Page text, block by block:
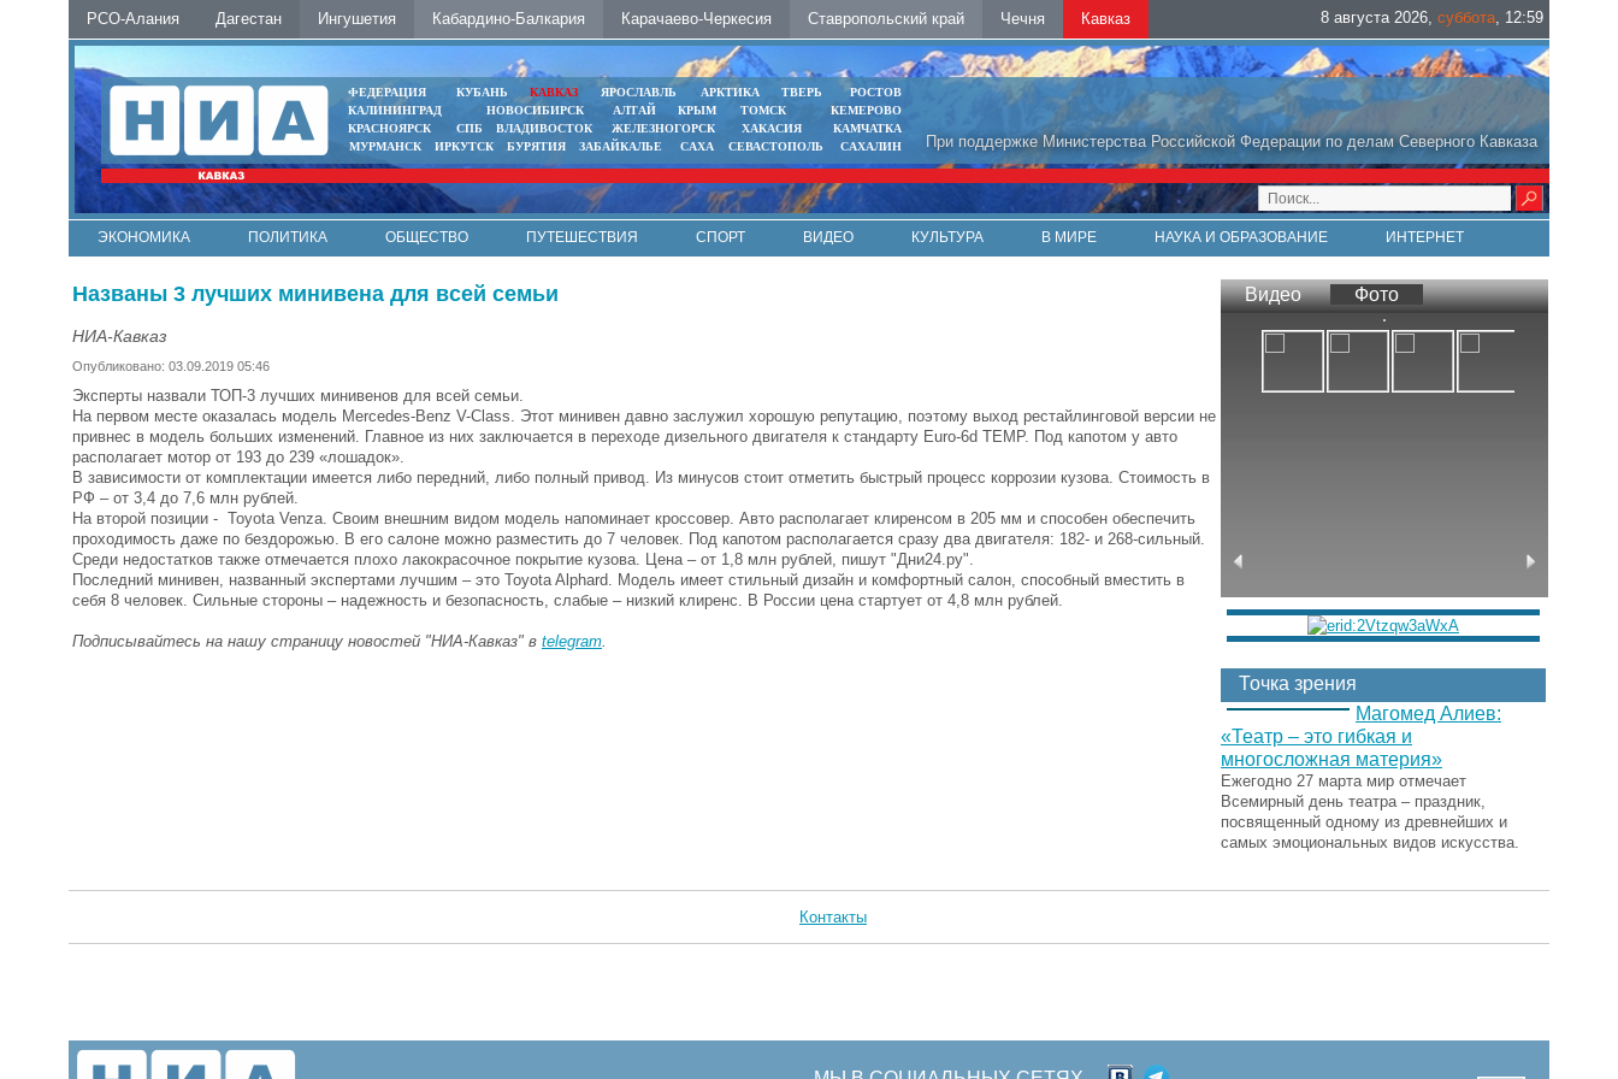
РСО-Алания Дагестан Ингушетия Кабардино-Балкария Карачаево-Черкесия Ставропольский край Чечня Кавказ 8 августа 2026, суббота, 12:59
При поддержке Министерства Российской Федерации по делам Северного Кавказа
ФЕДЕРАЦИЯ КУБАНЬ КАВКАЗ ЯРОСЛАВЛЬ АРКТИКА ТВЕРЬ
РОСТОВ
КАЛИНИНГРАД
НОВОСИБИРСК АЛТАЙ КРЫМ ТОМСК
КЕМЕРОВО
КРАСНОЯРСК
СПБ ВЛАДИВОСТОК ЖЕЛЕЗНОГОРСК ХАКАСИЯ
КАМЧАТКА
МУРМАНСК
ИРКУТСК БУРЯТИЯ ЗАБАЙКАЛЬЕ САХА СЕВАСТОПОЛЬ САХАЛИН
ЭКОНОМИКА ПОЛИТИКА ОБЩЕСТВО ПУТЕШЕСТВИЯ СПОРТ ВИДЕО КУЛЬТУРА В МИРЕ НАУКА И ОБРАЗОВАНИЕ
ИНТЕРНЕТ
Названы 3 лучших минивена для всей семьи
НИА-Кавказ
Опубликовано: 03.09.2019 05:46
Эксперты назвали ТОП-3 лучших минивенов для всей семьи.
На первом месте оказалась модель Mercedes-Benz V-Class. Этот минивен давно заслужил хорошую репутацию, поэтому выход рестайлинговой версии не
привнес в модель больших изменений. Главное из них заключается в переходе дизельного двигателя к стандарту Euro-6d TEMP. Под капотом у авто
располагает мотор от 193 до 239 «лошадок».
В зависимости от комплектации имеется либо передний, либо полный привод. Из минусов стоит отметить быстрый процесс коррозии кузова. Стоимость в
РФ – от 3,4 до 7,6 млн рублей.
На второй позиции - Toyota Venza. Своим внешним видом модель напоминает кроссовер. Авто располагает клиренсом в 205 мм и способен обеспечить
проходимость даже по бездорожью. В его салоне можно разместить до 7 человек. Под капотом располагается сразу два двигателя: 182- и 268-сильный.
Среди недостатков также отмечается плохо лакокрасочное покрытие кузова. Цена – от 1,8 млн рублей, пишут "Дни24.ру".
Последний минивен, названный экспертами лучшим – это Toyota Alphard. Модель имеет стильный дизайн и комфортный салон, способный вместить в
себя 8 человек. Сильные стороны – надежность и безопасность, слабые – низкий клиренс. В России цена стартует от 4,8 млн рублей.
Подписывайтесь на нашу страницу новостей "НИА-Кавказ" в telegram
Видео Фото
Точка зрения
Магомед Алиев:
«Театр – это гибкая и
многосложная материя»
Ежегодно 27 марта мир отмечает
Всемирный день театра – праздник,
посвященный одному из древнейших и
самых эмоциональных видов искусства.
Контакты